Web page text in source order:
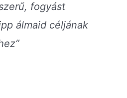
fogyást
álmaid céljának